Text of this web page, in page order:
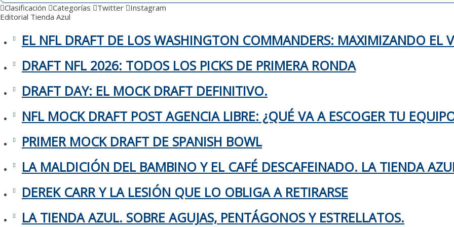
Clasificación Categorías Twitter
Instagram
Editorial Tienda Azul
EL NFL DRAFT DE LOS WASHINGTON COMMANDERS: MAXIMIZANDO EL
DRAFT NFL 2026: TODOS LOS PICKS DE PRIMERA RONDA
DRAFT DAY: EL MOCK DRAFT DEFINITIVO.
NFL MOCK DRAFT POST AGENCIA LIBRE: ¿QUÉ VA A ESCOGER TU
PRIMER MOCK DRAFT DE SPANISH BOWL
LA MALDICIÓN DEL BAMBINO Y EL CAFÉ DESCAFEINADO. LA TIENDA
DEREK CARR Y LA LESIÓN QUE LO OBLIGA A RETIRARSE
LA TIENDA AZUL. SOBRE AGUJAS, PENTÁGONOS Y ESTRELLATOS.